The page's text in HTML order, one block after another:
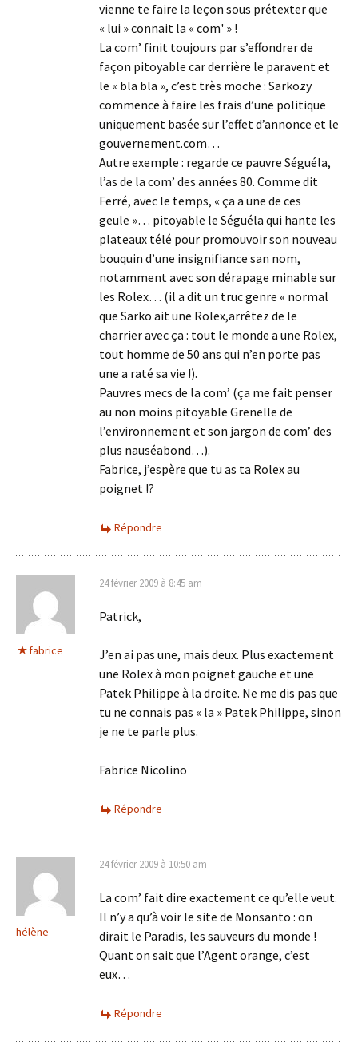
vienne te faire la leçon sous prétexter que
« lui » connait la « com' » !
La com’ finit toujours par s’effondrer de
façon pitoyable car derrière le paravent et
le « bla bla », c’est très moche : Sarkozy
commence à faire les frais d’une politique
uniquement basée sur l’effet d’annonce et le
gouvernement.com…
Autre exemple : regarde ce pauvre Séguéla,
l’as de la com’ des années 80. Comme dit
Ferré, avec le temps, « ça a une de ces
geule »… pitoyable le Séguéla qui hante les
plateaux télé pour promouvoir son nouveau
bouquin d’une insignifiance san nom,
notamment avec son dérapage minable sur
les Rolex… (il a dit un truc genre « normal
que Sarko ait une Rolex,arrêtez de le
charrier avec ça : tout le monde a une Rolex,
tout homme de 50 ans qui n’en porte pas
une a raté sa vie !).
Pauvres mecs de la com’ (ça me fait penser
au non moins pitoyable Grenelle de
l’environnement et son jargon de com’ des
plus nauséabond…).
Fabrice, j’espère que tu as ta Rolex au
poignet !?
Répondre
fabrice
24 février 2009 à 8:45 am
Patrick,
J’en ai pas une, mais deux. Plus exactement
une Rolex à mon poignet gauche et une
Patek Philippe à la droite. Ne me dis pas que
tu ne connais pas « la » Patek Philippe, sinon
je ne te parle plus.
Fabrice Nicolino
Répondre
hélène
24 février 2009 à 10:50 am
La com’ fait dire exactement ce qu’elle veut.
Il n’y a qu’à voir le site de Monsanto : on
dirait le Paradis, les sauveurs du monde !
Quant on sait que l’Agent orange, c’est
eux…
Répondre